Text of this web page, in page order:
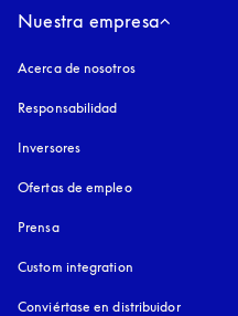
Nuestra empresa
Acerca de nosotros
Responsabilidad
Inversores
Ofertas de empleo
Prensa
Custom integration
Conviértase en distribuidor